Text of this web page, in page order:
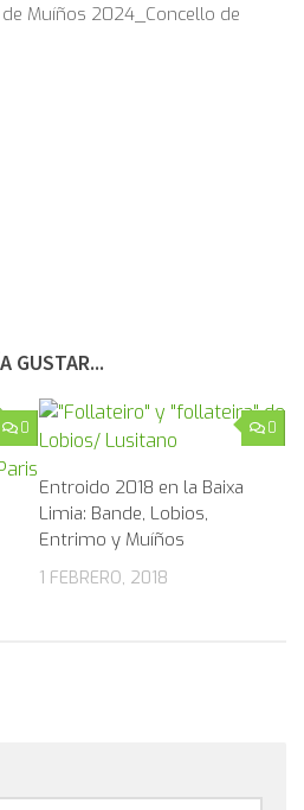
Muíños 2024_Concello de
GUSTAR...
0 0
Entroido 2018 en la Baixa
Limia: Bande, Lobios,
Entrimo y Muíños
1 FEBRERO, 2018